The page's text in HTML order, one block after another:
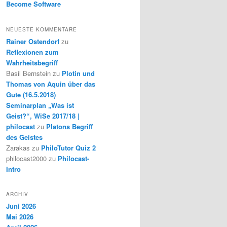
Become Software
NEUESTE KOMMENTARE
Rainer Ostendorf zu
Reflexionen zum
Wahrheitsbegriff
Basil Bernstein zu Plotin und
Thomas von Aquin über das
Gute (16.5.2018)
Seminarplan „Was ist
Geist?“, WiSe 2017/18 |
philocast zu Platons Begriff
des Geistes
Zarakas zu PhiloTutor Quiz 2
philocast2000 zu Philocast-
Intro
ARCHIV
Juni 2026
Mai 2026